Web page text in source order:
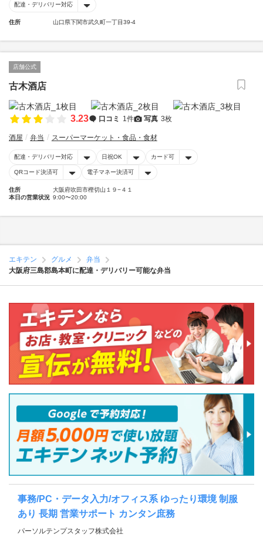
配達・デリバリー対応
住所 山口県下関市武久町一丁目39-4
店舗公式
古木酒店
3.23 口コミ 1件 写真 3枚
酒屋 弁当 スーパーマーケット・食品・食材
配達・デリバリー対応 日祝OK カード可
QRコード決済可 電子マネー決済可
住所
大阪府吹田市樫切山１９−４１
本日の営業状況 9:00〜20:00
エキテン グルメ
弁当
大阪府三島郡島本町に配達・デリバリー可能な弁当
事務/PC・データ入力/オフィス系 ゆったり環境 制服
あり 長期 営業サポート カンタン庶務
パーソルテンプスタッフ株式会社